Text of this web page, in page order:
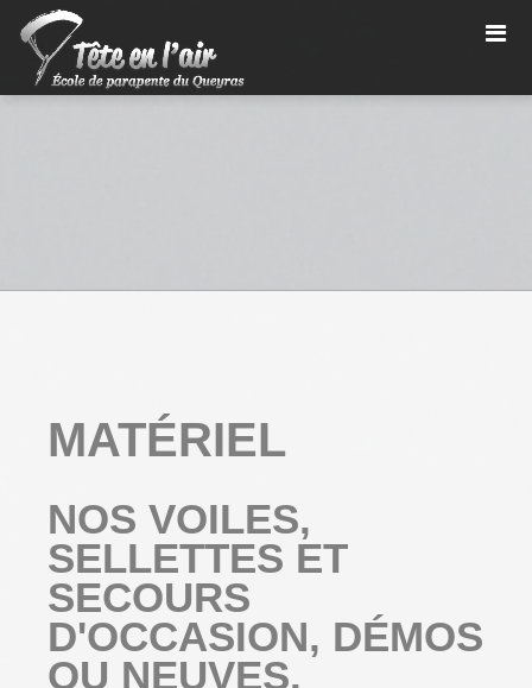
MATÉRIEL
NOS VOILES,
SELLETTES ET
SECOURS
D'OCCASION, DÉMOS
OU NEUVES.